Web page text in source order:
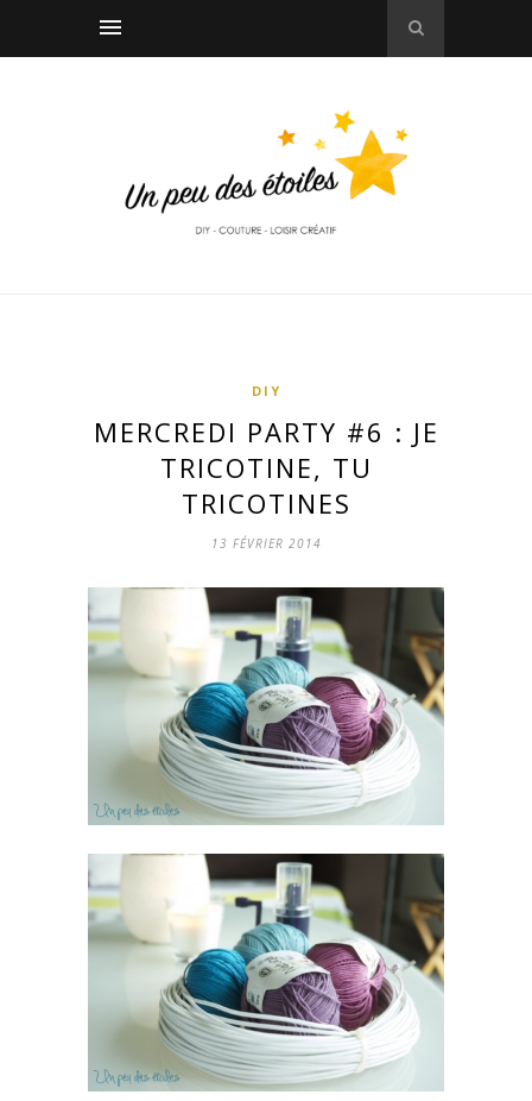
DIY
MERCREDI PARTY #6 : JE
TRICOTINE, TU
TRICOTINES
13 FÉVRIER 2014